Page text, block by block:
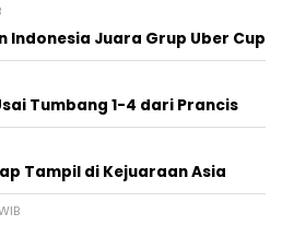
Indonesia Juara Grup Uber Cup
Tumbang 1-4 dari Prancis
Tampil di Kejuaraan Asia